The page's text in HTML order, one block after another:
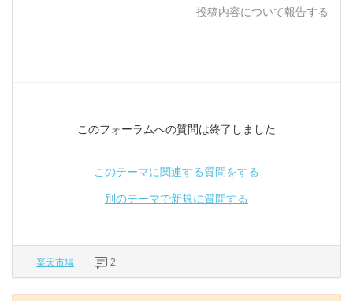
投稿内容について報告する
このフォーラムへの質問は終了しました
このテーマに関連する質問をする
別のテーマで新規に質問する
楽天市場 2